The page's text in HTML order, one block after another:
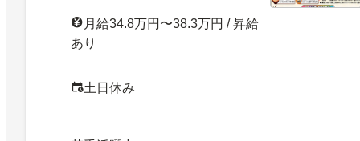
月給34.8万円〜38.3万円 / 昇給
あり
土日休み